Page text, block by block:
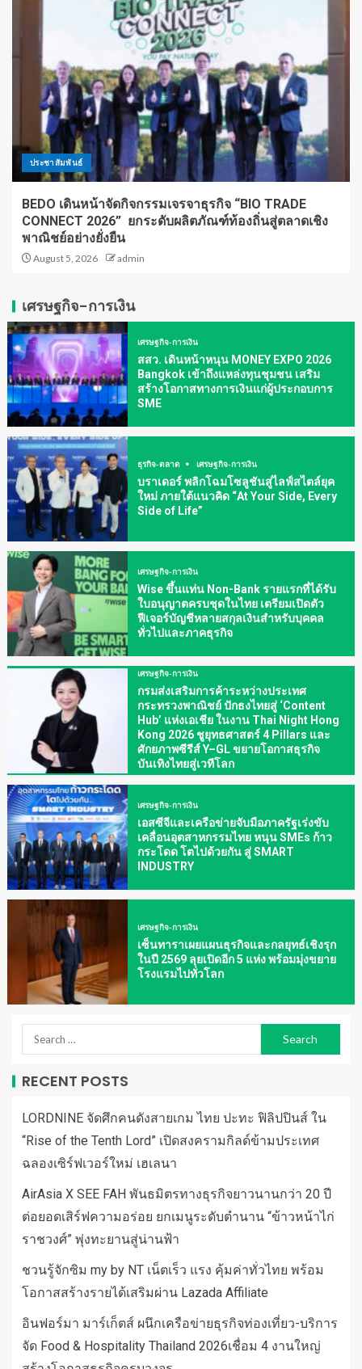
ประชาสัมพันธ์
BEDO เดินหน้าจัดกิจกรรมเจรจาธุรกิจ “BIO TRADE
CONNECT 2026” ยกระดับผลิตภัณฑ์ท้องถิ่นสู่ตลาดเชิง
พาณิชย์อย่างยั่งยืน
August 5, 2026 admin
เศรษฐกิจ-การเงิน
เศรษฐกิจ-การเงิน
สสว. เดินหน้าหนุน MONEY EXPO 2026
Bangkok เข้าถึงแหล่งทุนชุมชน เสริม
สร้างโอกาสทางการเงินแก่ผู้ประกอบการ
SME
ธุรกิจ-ตลาด เศรษฐกิจ-การเงิน
บราเดอร์ พลิกโฉมโซลูชันสู่ไลฟ์สไตล์ยุค
ใหม่ ภายใต้แนวคิด “At Your Side, Every
Side of Life”
เศรษฐกิจ-การเงิน
Wise ขึ้นแท่น Non-Bank รายแรกที่ได้รับ
ใบอนุญาตครบชุดในไทย เตรียมเปิดตัว
ฟีเจอร์บัญชีหลายสกุลเงินสำหรับบุคคล
ทั่วไปและภาคธุรกิจ
เศรษฐกิจ-การเงิน
กรมส่งเสริมการค้าระหว่างประเทศ
กระทรวงพาณิชย์ ปักธงไทยสู่ ‘Content
Hub’ แห่งเอเชีย ในงาน Thai Night Hong
Kong 2026 ชูยุทธศาสตร์ 4 Pillars และ
ศักยภาพซีรีส์ Y–GL ขยายโอกาสธุรกิจ
บันเทิงไทยสู่เวทีโลก
เศรษฐกิจ-การเงิน
เอสซีจีและเครือข่ายจับมือภาครัฐเร่งขับ
เคลื่อนอุตสาหกรรมไทย หนุน SMEs ก้าว
กระโดด โตไปด้วยกัน สู่ SMART
INDUSTRY
เศรษฐกิจ-การเงิน
เซ็นทาราเผยแผนธุรกิจและกลยุทธ์เชิงรุก
ในปี 2569 ลุยเปิดอีก 5 แห่ง พร้อมมุ่งขยาย
โรงแรมไปทั่วโลก
RECENT POSTS
LORDNINE จัดศึกคนดังสายเกม ไทย ปะทะ ฟิลิปปินส์ ใน
“Rise of the Tenth Lord” เปิดสงครามกิลด์ข้ามประเทศ
ฉลองเซิร์ฟเวอร์ใหม่ เฮเลนา
AirAsia X SEE FAH พันธมิตรทางธุรกิจยาวนานกว่า 20 ปี
ต่อยอดเสิร์ฟความอร่อย ยกเมนูระดับตำนาน “ข้าวหน้าไก่
ราชวงศ์” พุ่งทะยานสู่น่านฟ้า
ชวนรู้จักซิม my by NT เน็ตเร็ว แรง คุ้มค่าทั่วไทย พร้อม
โอกาสสร้างรายได้เสริมผ่าน Lazada Affiliate
อินฟอร์มา มาร์เก็ตส์ ผนึกเครือข่ายธุรกิจท่องเที่ยว-บริการ
จัด Food & Hospitality Thailand 2026เชื่อม 4 งานใหญ่